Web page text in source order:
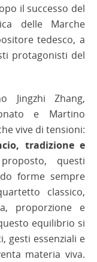
il successo del
delle Marche
tedesco, a
protagonisti del
Jingzhi Zhang,
e Martino
vive di tensioni:
tradizione e
questi
forme sempre
classico,
proporzione e
equilibrio si
gesti essenziali e
materia viva.